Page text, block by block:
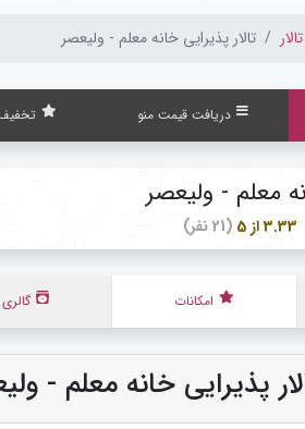
تالار پذیرایی خانه معلم - ولیعصر
دریافت قیمت منو
معلم - ولیعصر
(21 نفر)
امکانات
پذیرایی خانه معلم -